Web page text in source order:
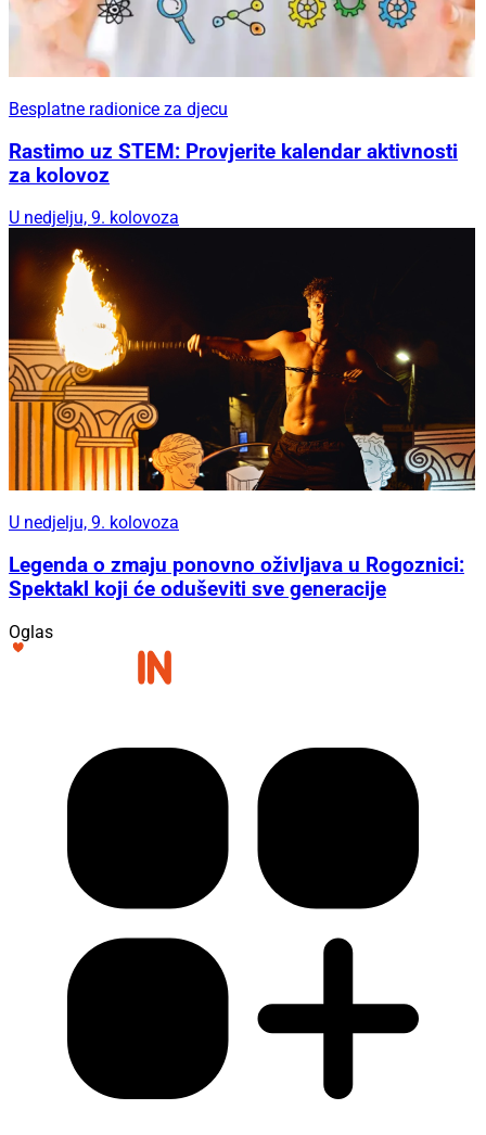
Besplatne radionice za djecu
Rastimo uz STEM: Provjerite kalendar aktivnosti
za kolovoz
U nedjelju, 9. kolovoza
U nedjelju, 9. kolovoza
Legenda o zmaju ponovno oživljava u Rogoznici:
Spektakl koji će oduševiti sve generacije
Oglas